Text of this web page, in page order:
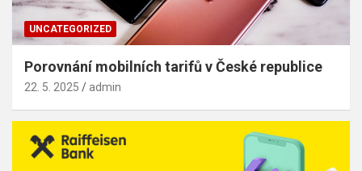
UNCATEGORIZED
Porovnání mobilních tarifů v České republice
22. 5. 2025 admin